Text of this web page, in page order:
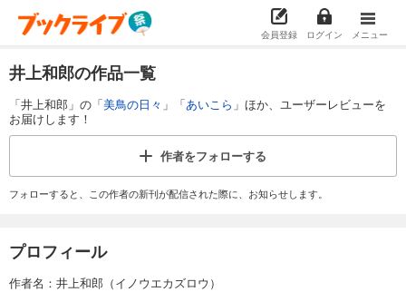
会員登録 ログイン メニュー
井上和郎の作品一覧
「井上和郎」の「美鳥の日々 」「あいこら 」ほか、ユーザーレビューを
お届けします！
作者をフォローする
フォローすると、この作者の新刊が配信された際に、お知らせします。
プロフィール
作者名：井上和郎（イノウエカズロウ）